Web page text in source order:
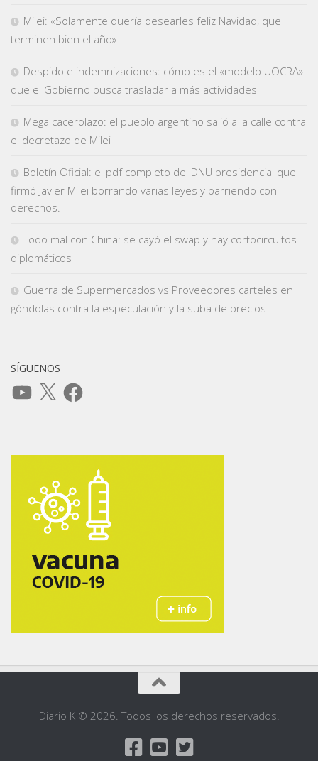
Milei: «Solamente quería desearles feliz Navidad, que
terminen bien el año»
Despido e indemnizaciones: cómo es el «modelo UOCRA»
que el Gobierno busca trasladar a más actividades
Mega cacerolazo: el pueblo argentino salió a la calle contra
el decretazo de Milei
Boletín Oficial: el pdf completo del DNU presidencial que
firmó Javier Milei borrando varias leyes y barriendo con
derechos.
Todo mal con China: se cayó el swap y hay cortocircuitos
diplomáticos
Guerra de Supermercados vs Proveedores carteles en
góndolas contra la especulación y la suba de precios
SÍGUENOS
YouTube
X Facebook
Diario K © 2026. Todos los derechos reservados.